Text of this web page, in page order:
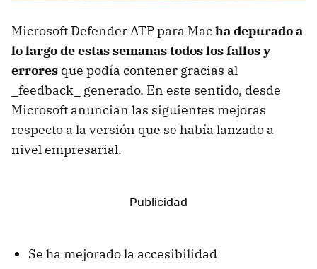
Microsoft Defender ATP para Macha depurado a
lo largo de estas semanas todos los fallos y
errores que podía contener gracias al
_feedback_ generado. En este sentido, desde
Microsoft anuncian las siguientes mejoras
respecto a la versión que se había lanzado a
nivel empresarial.
Se ha mejorado la accesibilidad